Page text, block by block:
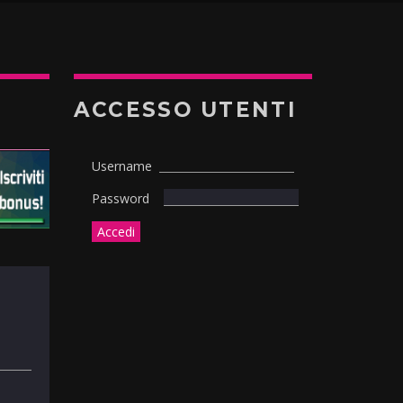
ACCESSO UTENTI
Username
Password